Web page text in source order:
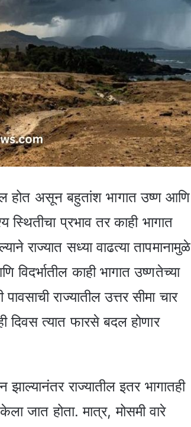
होत असून बहुतांश भागात उष्ण आणि
स्थितीचा प्रभाव तर काही भागात
राज्यात सध्या वाढत्या तापमानामुळे
काही भागात उष्णतेच्या
राज्यातील उत्तर सीमा चार
दिवस त्यात फारसे बदल होणार
राज्यातील इतर भागातही
जात होता. मात्र, मोसमी वारे